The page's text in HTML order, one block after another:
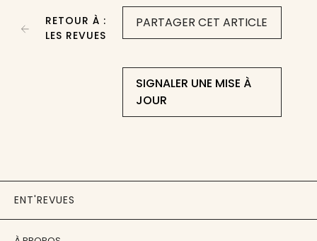
PARTAGER CET ARTICLE
SIGNALER UNE MISE À
JOUR
RETOUR À :
LES REVUES
ENT'REVUES